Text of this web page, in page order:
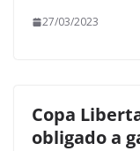
27/03/2023
Copa
obligado a